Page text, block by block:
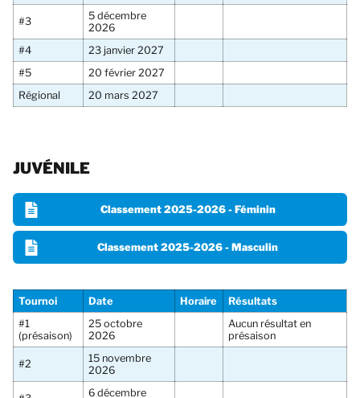
#3
5 décembre
2026
#4
23 janvier 2027
#5
20 février 2027
Régional
20 mars 2027
JUVÉNILE
Classement 2025-2026 - Féminin
Classement 2025-2026 - Masculin
Tournoi Date Horaire
Résultats
#1
(présaison)
25 octobre
2026
Aucun résultat en
présaison
#2
15 novembre
2026
6 décembre